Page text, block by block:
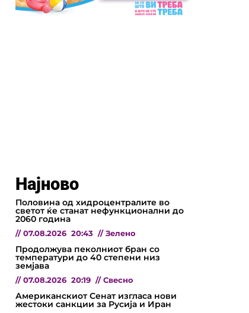
Најново
Половина од хидроцентралите во
светот ќе станат нефункционални до
2060 година
// 07.08.2026 20:43 // Зелено
Продолжува пеколниот бран со
температури до 40 степени низ
земјава
// 07.08.2026 20:19 // Свесно
Американскиот Сенат изгласа нови
жестоки санкции за Русија и Иран